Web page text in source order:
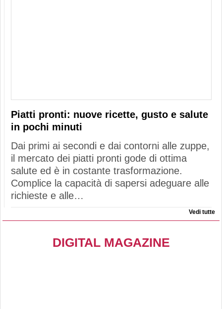
Piatti pronti: nuove ricette, gusto e salute
in pochi minuti
Dai primi ai secondi e dai contorni alle zuppe,
il mercato dei piatti pronti gode di ottima
salute ed è in costante trasformazione.
Complice la capacità di sapersi adeguare alle
richieste e alle…
Vedi tutte
DIGITAL MAGAZINE